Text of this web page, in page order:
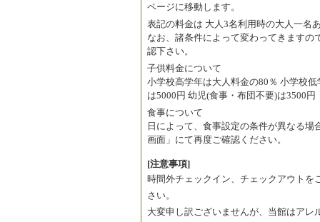
ページに移動します。
表記の料金は 大人3名利用時の大人一名
なお、諸条件によって変わってきますの
認下さい。
子供料金について
小学校高学年は大人料金の80％ 小学校
は5000円 幼児(食事・布団不要)は3500円
食事について
日によって、食事設定の条件が異なる
画面」にて再度ご確認ください。
[注意事項]
時間外チェックイン、チェックアウトを
さい。
大変申し訳ございませんが、当館はアレ